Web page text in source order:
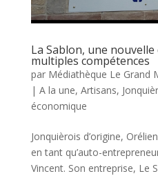
La Sablon, une
multiples compétences
par Médiathèque Le Grand
| A la une, Artisans,
économique
Jonquièrois d’origine,
en tant qu’auto-
Vincent. Son entreprise, Le